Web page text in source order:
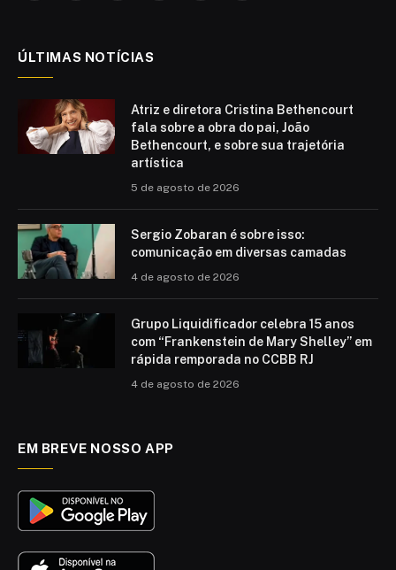
ÚLTIMAS NOTÍCIAS
Atriz e diretora Cristina Bethencourt
fala sobre a obra do pai, João
Bethencourt, e sobre sua trajetória
artística
5 de agosto de 2026
Sergio Zobaran é sobre isso:
comunicação em diversas camadas
4 de agosto de 2026
Grupo Liquidificador celebra 15 anos
com “Frankenstein de Mary Shelley” em
rápida remporada no CCBB RJ
4 de agosto de 2026
EM BREVE NOSSO APP